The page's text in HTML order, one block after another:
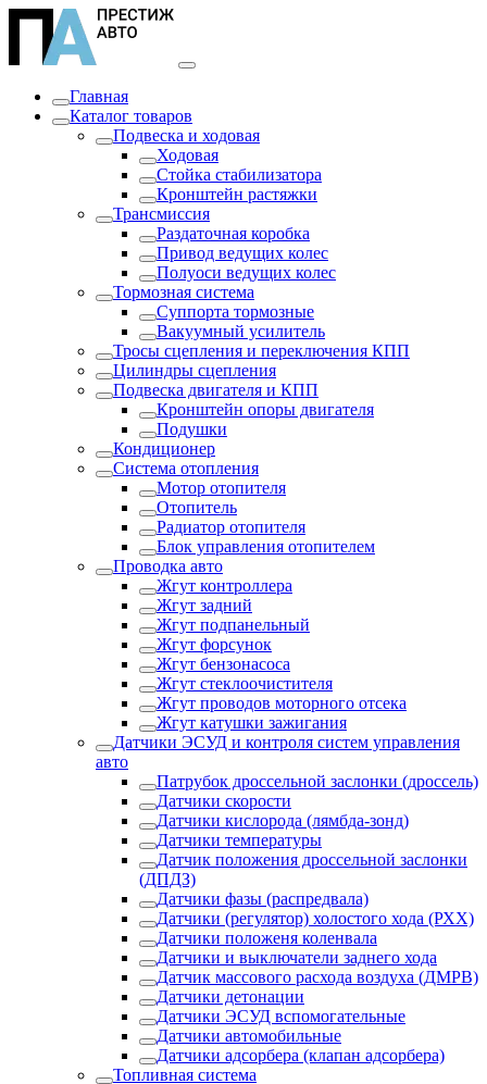
Главная
Каталог товаров
Подвеска и ходовая
Ходовая
Стойка стабилизатора
Кронштейн растяжки
Трансмиссия
Раздаточная коробка
Привод ведущих колес
Полуоси ведущих колес
Тормозная система
Суппорта тормозные
Вакуумный усилитель
Тросы сцепления и переключения КПП
Цилиндры сцепления
Подвеска двигателя и КПП
Кронштейн опоры двигателя
Подушки
Кондиционер
Система отопления
Мотор отопителя
Отопитель
Радиатор отопителя
Блок управления отопителем
Проводка авто
Жгут контроллера
Жгут задний
Жгут подпанельный
Жгут форсунок
Жгут бензонасоса
Жгут стеклоочистителя
Жгут проводов моторного отсека
Жгут катушки зажигания
Датчики ЭСУД и контроля систем управления
авто
Патрубок дроссельной заслонки (дроссель)
Датчики скорости
Датчики кислорода (лямбда-зонд)
Датчики температуры
Датчик положения дроссельной заслонки
(ДПДЗ)
Датчики фазы (распредвала)
Датчики (регулятор) холостого хода (РХХ)
Датчики положеня коленвала
Датчики и выключатели заднего хода
Датчик массового расхода воздуха (ДМРВ)
Датчики детонации
Датчики ЭСУД вспомогательные
Датчики автомобильные
Датчики адсорбера (клапан адсорбера)
Топливная система